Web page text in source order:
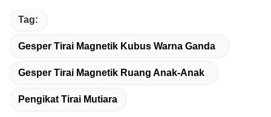
once you dial in the IPD correctly. The manual
adjustment is smooth, and finding that sweet spot
during long sessions. Highly r
Tag:
Gesper Tirai Magnetik Kubus Warna Ganda
Gesper Tirai Magnetik Ruang Anak-Anak
Pengikat Tirai Mutiara